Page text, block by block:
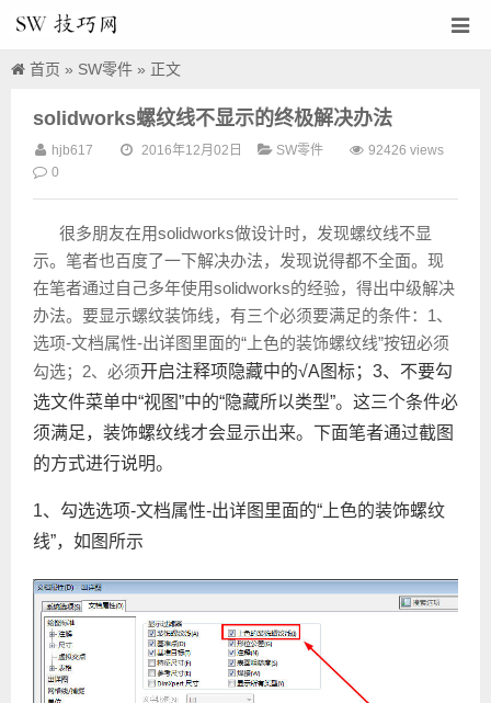
SW技巧
网
首页 » SW零件 » 正文
solidworks螺纹线不显示的终极解决办法
hjb617 2016年12月02日 SW零件
92426 views
0
很多朋友在用solidworks做设计时，发现螺纹线不显
示。笔者也百度了一下解决办法，发现说得都不全面。现
在笔者通过自己多年使用solidworks的经验，得出中级解决
办法。要显示螺纹装饰线，有三个必须要满足的条件：1、
选项-文档属性-出详图里面的“上色的装饰螺纹线”按钮必须
勾选；2、必须开启注释项隐藏中的√A图标；3、不要勾
选文件菜单中“视图”中的“隐藏所以类型”。这三个条件必
须满足，装饰螺纹线才会显示出来。下面笔者通过截图
的方式进行说明。
1、勾选选项-文档属性-出详图里面的“上色的装饰螺纹
线”，如图所示